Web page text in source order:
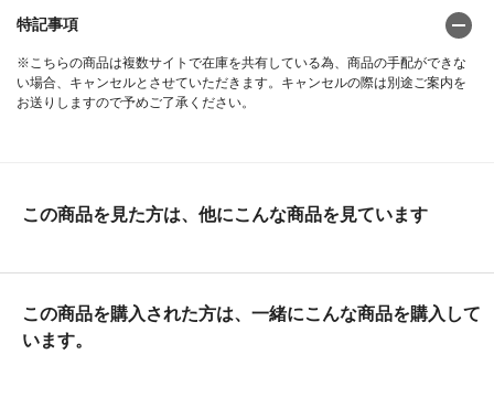
特記事項
※こちらの商品は複数サイトで在庫を共有している為、商品の手配ができな
い場合、キャンセルとさせていただきます。キャンセルの際は別途ご案内を
お送りしますので予めご了承ください。
この商品を見た方は、他にこんな商品を見ています
この商品を購入された方は、一緒にこんな商品を購入して
います。